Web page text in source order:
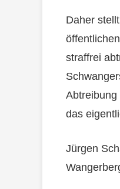
Daher
straffrei
das
Jürgen